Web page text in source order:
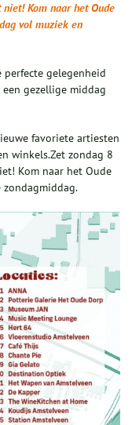
Kom naar het Oude
vol muziek en
gelegenheid
gezellige middag
favoriete artiesten
winkels.Zet zondag 8
Kom naar het Oude